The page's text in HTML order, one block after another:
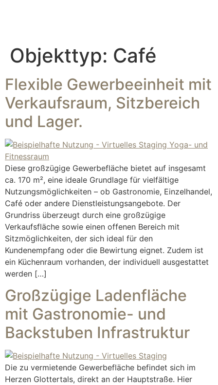
Objekttyp: Café
Flexible Gewerbeeinheit mit
Verkaufsraum, Sitzbereich
und Lager.
Diese großzügige Gewerbefläche bietet auf insgesamt
ca. 170 m², eine ideale Grundlage für vielfältige
Nutzungsmöglichkeiten – ob Gastronomie, Einzelhandel,
Café oder andere Dienstleistungsangebote. Der
Grundriss überzeugt durch eine großzügige
Verkaufsfläche sowie einen offenen Bereich mit
Sitzmöglichkeiten, der sich ideal für den
Kundenempfang oder die Bewirtung eignet. Zudem ist
ein Küchenraum vorhanden, der individuell ausgestattet
werden […]
Großzügige Ladenfläche
mit Gastronomie- und
Backstuben Infrastruktur
Die zu vermietende Gewerbefläche befindet sich im
Herzen Glottertals, direkt an der Hauptstraße. Hier